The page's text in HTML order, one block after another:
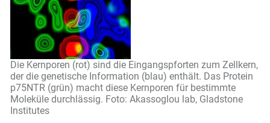
Die Kernporen (rot) sind die Eingangspforten zum Zellkern,
der die genetische Information (blau) enthält. Das Protein
p75NTR (grün) macht diese Kernporen für bestimmte
Moleküle durchlässig. Foto: Akassoglou lab, Gladstone
Institutes